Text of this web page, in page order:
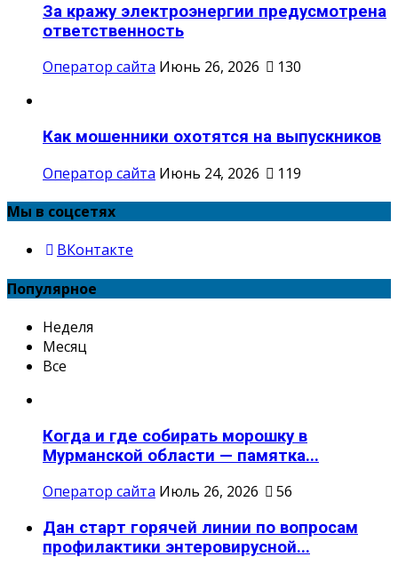
За кражу электроэнергии предусмотрена
ответственность
Оператор сайта Июнь 26, 2026 130
Как мошенники охотятся на выпускников
Оператор сайта Июнь 24, 2026
119
Мы в соцсетях
ВКонтакте
Популярное
Неделя
Месяц
Все
Когда и где собирать морошку в
Мурманской области — памятка...
Оператор сайта Июль 26, 2026
56
Дан старт горячей линии по вопросам
профилактики энтеровирусной...